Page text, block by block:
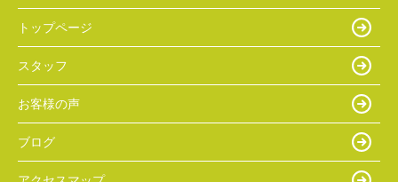
トップページ
スタッフ
お客様の声
ブログ